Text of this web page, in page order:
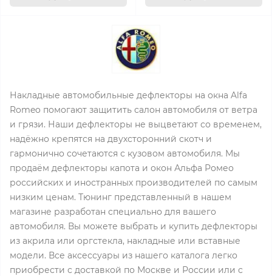
Накладные автомобильные дефлекторы на окна Alfa
Romeo помогают защитить салон автомобиля от ветра
и грязи. Наши дефлекторы не выцветают со временем,
надёжно крепятся на двухсторонний скотч и
гармонично сочетаются с кузовом автомобиля. Мы
продаём дефлекторы капота и окон Альфа Ромео
российских и иностранных производителей по самым
низким ценам. Тюнинг представленный в нашем
магазине разработан специально для вашего
автомобиля. Вы можете выбрать и купить дефлекторы
из акрила или оргстекла, накладные или вставные
модели. Все аксессуары из нашего каталога легко
приобрести с доставкой по Москве и России или с